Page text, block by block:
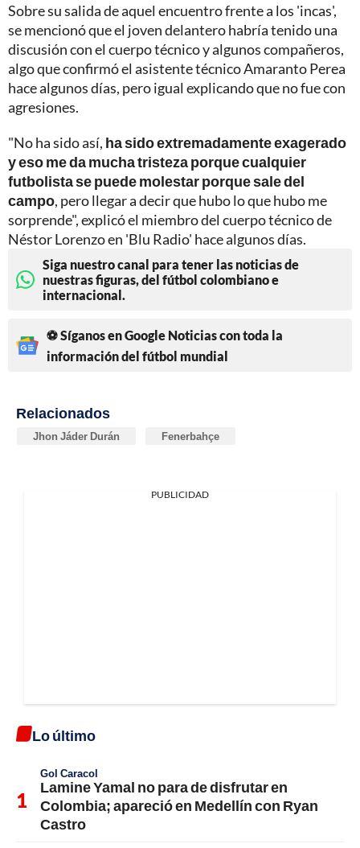
Sobre su salida de aquel encuentro frente a los 'incas',
se mencionó que el joven delantero habría tenido una
discusión con el cuerpo técnico y algunos compañeros,
algo que confirmó el asistente técnico Amaranto Perea
hace algunos días, pero igual explicando que no fue con
agresiones.
"No ha sido así, ha sido extremadamente exagerado
y eso me da mucha tristeza porque cualquier
futbolista se puede molestar porque sale del
campo, pero llegar a decir que hubo lo que hubo me
sorprende", explicó el miembro del cuerpo técnico de
Néstor Lorenzo en 'Blu Radio' hace algunos días.
Siga nuestro canal para tener las noticias de
nuestras figuras, del fútbol colombiano e
internacional.
⚽ Síganos en Google Noticias con toda la
información del fútbol mundial
Relacionados
Jhon Jáder Durán Fenerbahçe
PUBLICIDAD
Lo último
Gol Caracol
Lamine Yamal no para de disfrutar en
Colombia; apareció en Medellín con Ryan
Castro